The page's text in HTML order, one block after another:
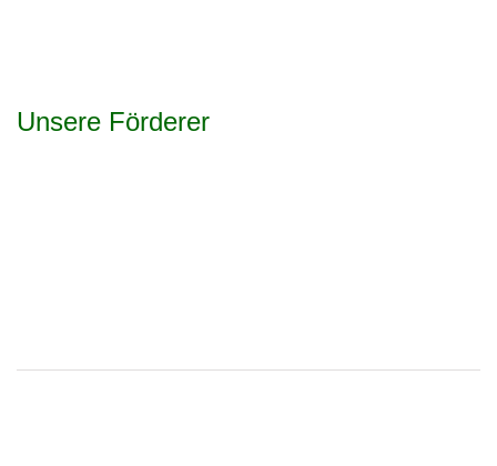
Unsere Förderer